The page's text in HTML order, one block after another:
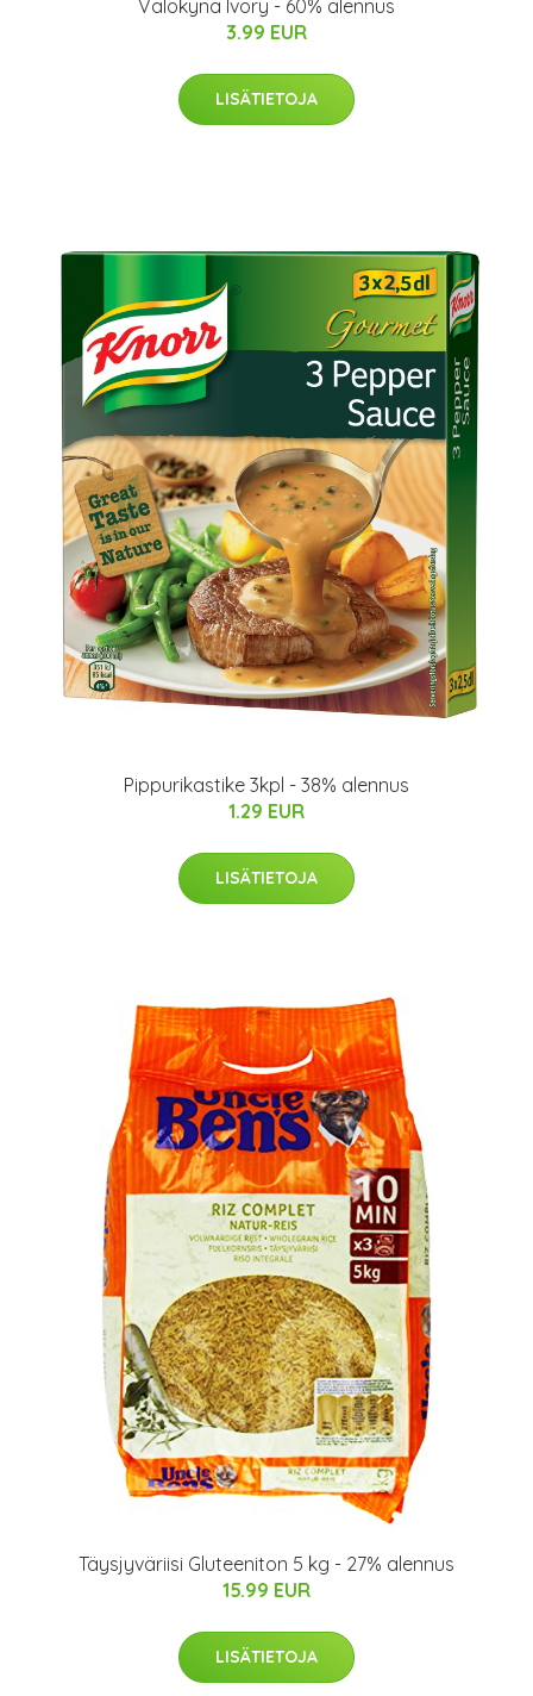
Valokynä Ivory - 60% alennus
3.99 EUR
LISÄTIETOJA
Pippurikastike 3kpl - 38% alennus
1.29 EUR
LISÄTIETOJA
Täysjyväriisi Gluteeniton 5 kg - 27% alennus
15.99 EUR
LISÄTIETOJA